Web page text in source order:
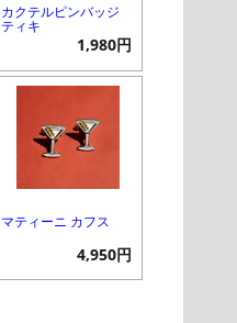
カクテルピンバッジ
ティキ
1,980円
マティーニ カフス
4,950円